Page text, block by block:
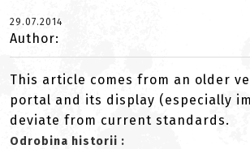
29.07.2014
Author:
This article comes from an older
portal and its display (especially
deviate from current standards.
Odrobina historii :